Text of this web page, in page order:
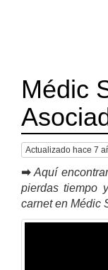
Médic
Actualizado hace 7
➡ Aquí
pierdas tiempo
carnet en Médic